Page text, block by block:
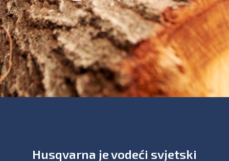
Husqvarna je vodeći svjetski